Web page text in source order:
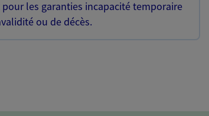
les garanties incapacité temporaire
ou de décès.